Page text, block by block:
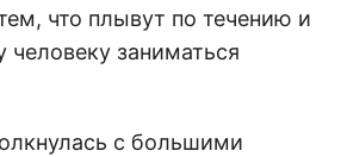
что плывут по течению и
человеку заниматься
с большими